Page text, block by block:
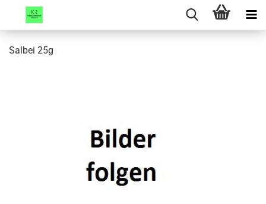
Salbei 25g